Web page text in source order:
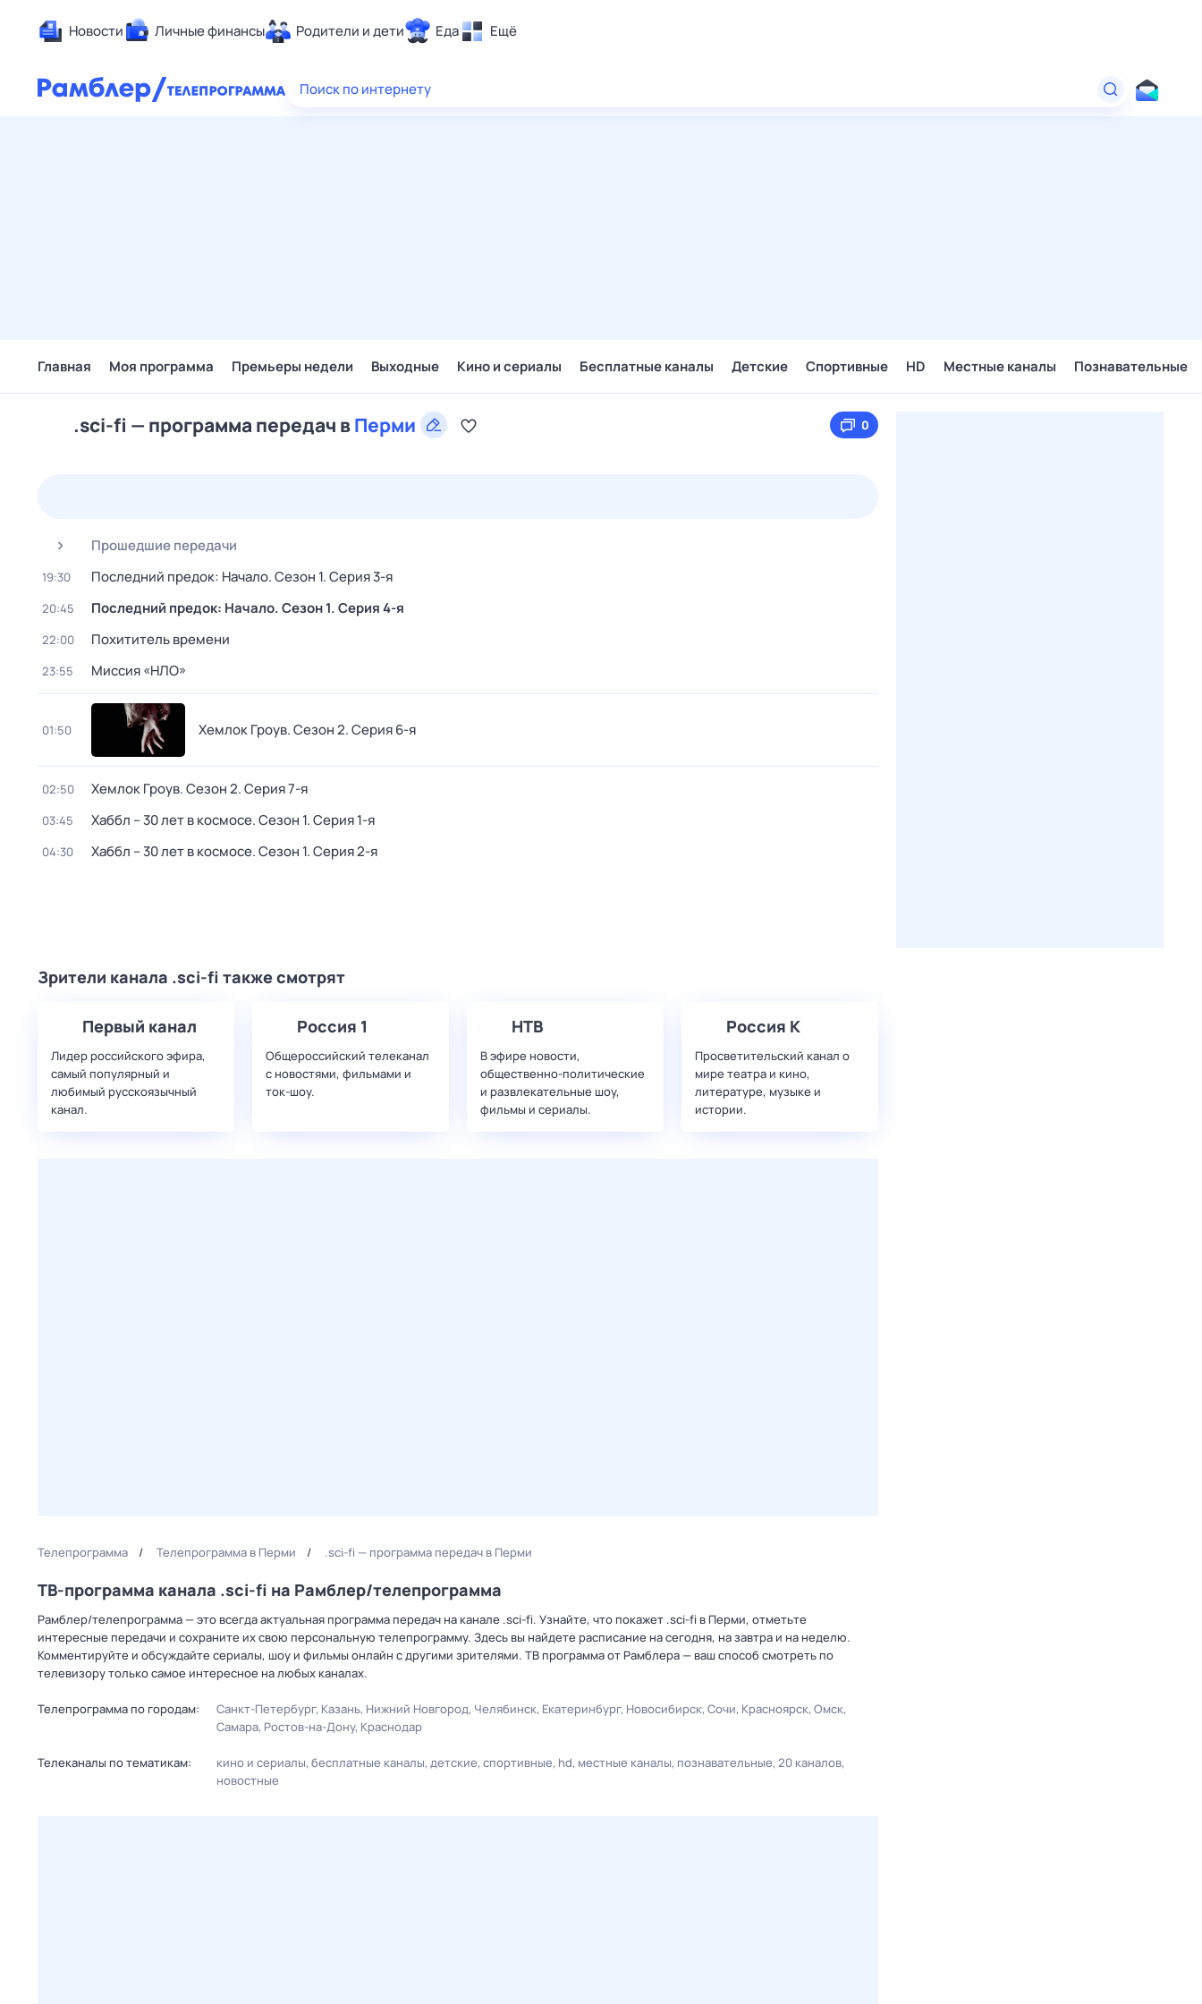
Новости Личные финансы Родители и дети Еда Ещё
Здоровье
Поиск по интернету
Главная Моя программа Премьеры недели Выходные Кино и сериалы Бесплатные каналы Детские Спортивные HD Местные каналы Познавательные
.sci-fi — программа передач вПерми 0
Прошедшие передачи
19:30 Последний предок: Начало. Сезон 1. Серия 3-я
20:45 Последний предок: Начало. Сезон 1. Серия 4-я
22:00 Похититель времени
23:55 Миссия «НЛО»
01:50 Хемлок Гроув. Сезон 2. Серия 6-я
02:50 Хемлок Гроув. Сезон 2. Серия 7-я
03:45 Хаббл – 30 лет в космосе. Сезон 1. Серия 1-я
04:30 Хаббл – 30 лет в космосе. Сезон 1. Серия 2-я
Зрители канала .sci-fi также смотрят
Первый канал
Лидер российского эфира,
самый популярный и
любимый русскоязычный
канал.
Россия 1
Общероссийский телеканал
с новостями, фильмами и
ток-шоу.
НТВ
В эфире новости,
общественно-политические
и развлекательные шоу,
фильмы и сериалы.
Россия К
Просветительский канал о
мире театра и кино,
литературе, музыке и
истории.
Телепрограмма Телепрограмма в Перми .sci-fi — программа передач в Перми
ТВ-программа канала .sci-fi на Рамблер/телепрограмма
Рамблер/телепрограмма — это всегда актуальная программа передач на канале .sci-fi. Узнайте, что покажет .sci-fi в Перми, отметьте
интересные передачи и сохраните их свою персональную телепрограмму. Здесь вы найдете расписание на сегодня, на завтра и на неделю.
Комментируйте и обсуждайте сериалы, шоу и фильмы онлайн с другими зрителями. ТВ программа от Рамблера — ваш способ смотреть по
телевизору только самое интересное на любых каналах.
Телепрограмма по городам: Санкт-Петербург Казань Нижний Новгород Челябинск Екатеринбург Новосибирск Сочи Красноярск Омск
Самара Ростов-на-Дону Краснодар
Телеканалы по тематикам: кино и сериалы бесплатные каналы детские спортивные hd местные каналы познавательные 20 каналов
новостные